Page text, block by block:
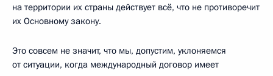
на территории их страны действует всё, что не противоречит
их Основному закону.
Это совсем не значит, что мы, допустим, уклоняемся
от ситуации, когда международный договор имеет